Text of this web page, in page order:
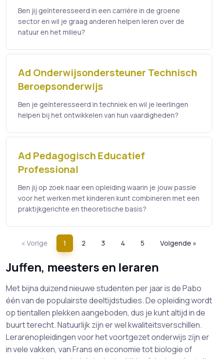
Ben jij geïnteresseerd in een carrière in de groene
sector en wil je graag anderen helpen leren over de
natuur en het milieu?
Ad Onderwijsondersteuner Technisch
Beroepsonderwijs
Ben je geïnteresseerd in techniek en wil je leerlingen
helpen bij het ontwikkelen van hun vaardigheden?
Ad Pedagogisch Educatief
Professional
Ben jij op zoek naar een opleiding waarin je jouw passie
voor het werken met kinderen kunt combineren met een
praktijkgerichte en theoretische basis?
« Vorige 1 2 3 4 5 Volgende »
Juffen, meesters en leraren
Met bijna duizend nieuwe studenten per jaar is de Pabo
één van de populairste deeltijdstudies. De opleiding wordt
op tientallen plekken aangeboden, dus je kunt altijd in de
buurt terecht. Natuurlijk zijn er wel kwaliteitsverschillen.
Lerarenopleidingen voor het voortgezet onderwijs zijn er
in vele vakken, van Frans en economie tot biologie of